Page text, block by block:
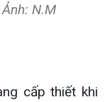
N.M
cấp thiết khi